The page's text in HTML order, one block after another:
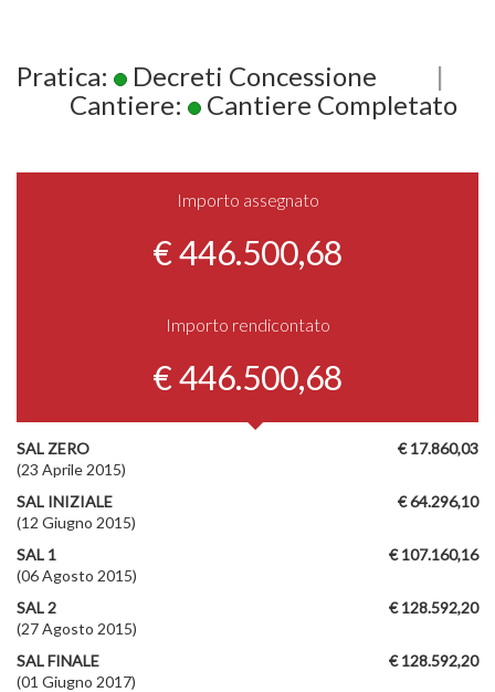
Pratica: Decreti Concessione
|
Cantiere:
Cantiere Completato
Importo assegnato
€ 446.500,68
Importo rendicontato
€ 446.500,68
€ 17.860,03
SAL ZERO
(23 Aprile 2015)
€ 64.296,10
SAL INIZIALE
(12 Giugno 2015)
€ 107.160,16
SAL 1
(06 Agosto 2015)
€ 128.592,20
SAL 2
(27 Agosto 2015)
€ 128.592,20
SAL FINALE
(01 Giugno 2017)